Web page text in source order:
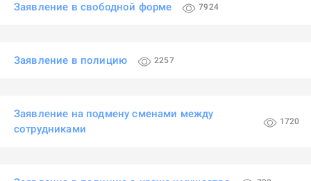
Заявление в свободной форме 7924
Заявление в полицию 2257
Заявление на подмену сменами между
сотрудниками
1720